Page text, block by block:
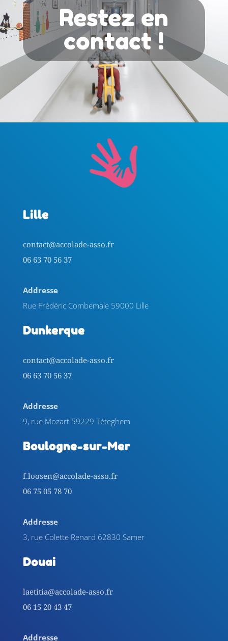
Restez en
contact !
Lille
contact@accolade-asso.fr
06 63 70 56 37
Addresse
Rue Frédéric Combemale 59000 Lille
Dunkerque
contact@accolade-asso.fr
06 63 70 56 37
Addresse
9, rue Mozart 59229 Téteghem
Boulogne-sur-Mer
f.loosen@accolade-asso.fr
06 75 05 78 70
Addresse
3, rue Colette Renard 62830 Samer
Douai
laetitia@accolade-asso.fr
06 15 20 43 47
Addresse